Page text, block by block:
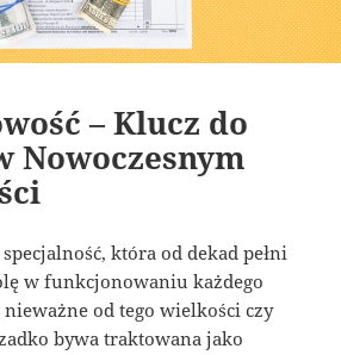
– Klucz do
Nowoczesnym
która od dekad pełni
w funkcjonowaniu każdego
od tego wielkości czy
bywa traktowana jako